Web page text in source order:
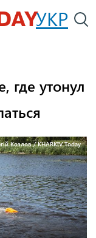
УКР
где утонул
Козлов / KHARKIV Today